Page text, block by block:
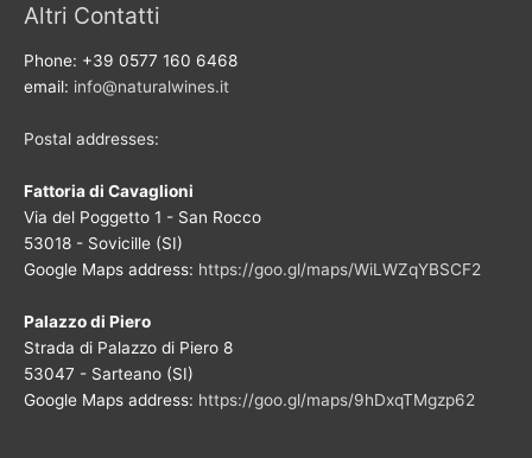
Altri Contatti
Phone: +39 0577 160 6468
email: info@naturalwines.it
Postal addresses:
Fattoria di Cavaglioni
Via del Poggetto 1 - San Rocco
53018 - Sovicille (SI)
Google Maps address: https://goo.gl/maps/WiLWZqYBSCF2
Palazzo di Piero
Strada di Palazzo di Piero 8
53047 - Sarteano (SI)
Google Maps address: https://goo.gl/maps/9hDxqTMgzp62